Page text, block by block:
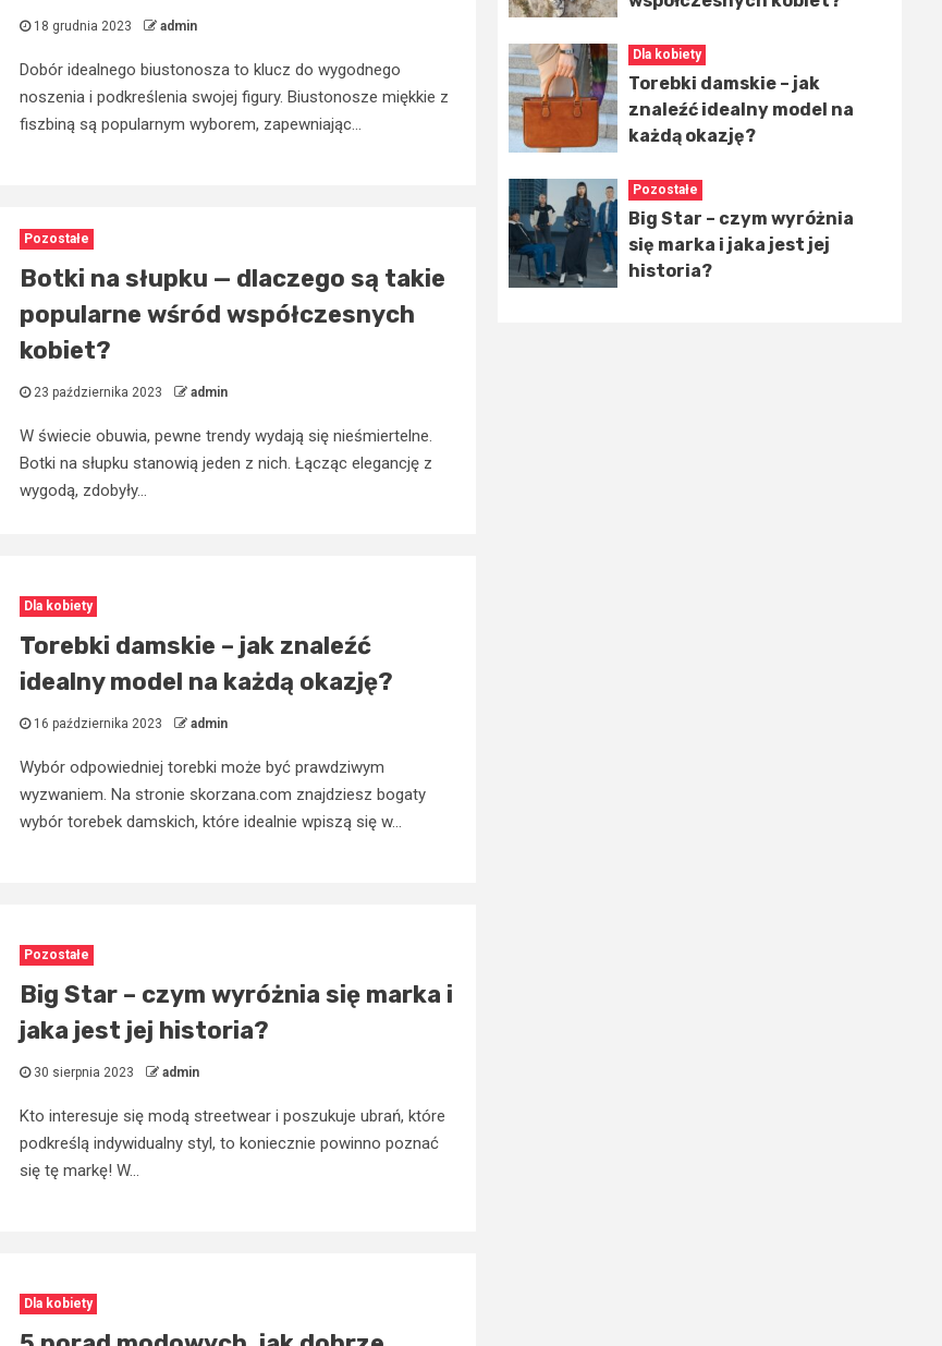
18 grudnia 2023 admin
Dobór idealnego biustonosza to klucz do wygodnego
noszenia i podkreślenia swojej figury. Biustonosze miękkie z
fiszbiną są popularnym wyborem, zapewniając...
Pozostałe
Botki na słupku — dlaczego są takie
popularne wśród współczesnych
kobiet?
23 października 2023 admin
W świecie obuwia, pewne trendy wydają się nieśmiertelne.
Botki na słupku stanowią jeden z nich. Łącząc elegancję z
wygodą, zdobyły...
Dla kobiety
Torebki damskie – jak znaleźć
idealny model na każdą okazję?
16 października 2023 admin
Wybór odpowiedniej torebki może być prawdziwym
wyzwaniem. Na stronie skorzana.com znajdziesz bogaty
wybór torebek damskich, które idealnie wpiszą się w...
Pozostałe
Big Star – czym wyróżnia się marka i
jaka jest jej historia?
30 sierpnia 2023 admin
Kto interesuje się modą streetwear i poszukuje ubrań, które
podkreślą indywidualny styl, to koniecznie powinno poznać
się tę markę! W...
Dla kobiety
Dla kobiety
Torebki damskie – jak
znaleźć idealny model na
każdą okazję?
Pozostałe
Big Star – czym wyróżnia
się marka i jaka jest jej
historia?